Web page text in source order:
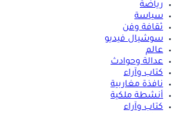
رياضة
سياسة
ثقافة وفن
سوشيال فيديو
عالم
عدالة وحوادث
كتاب وآراء
نافذة مغاربية
أنشطة ملكية
كتاب وآراء